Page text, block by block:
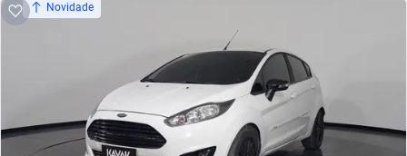
Novidade